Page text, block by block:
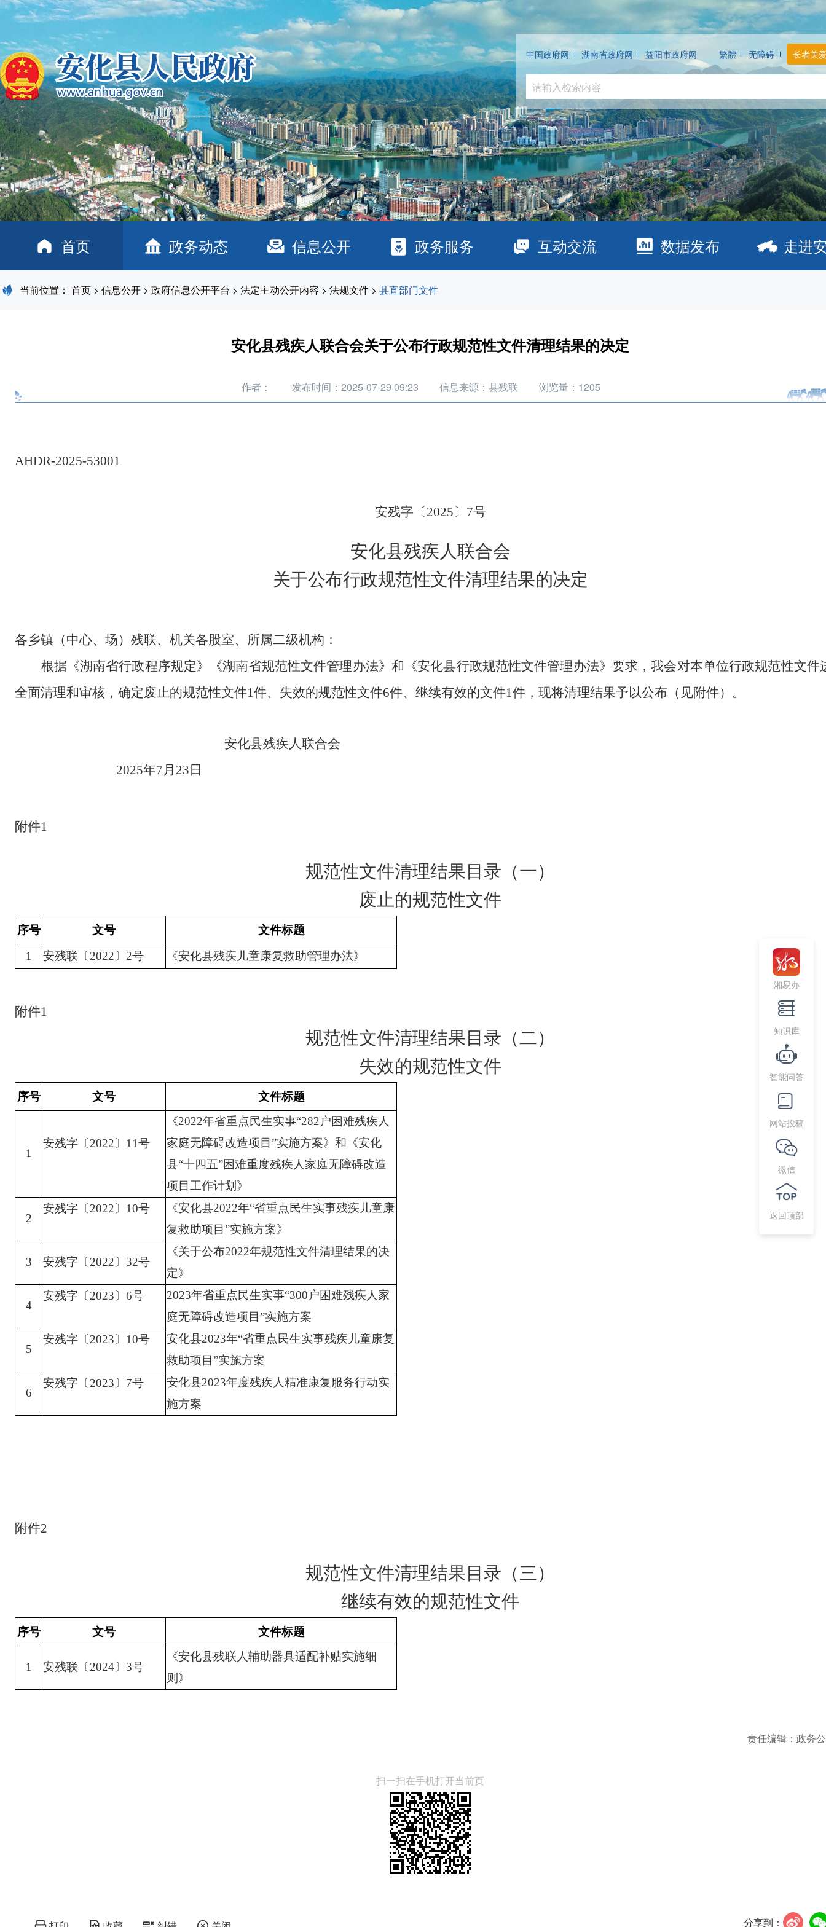
中国政府网 湖南省政府网 益阳市政府网 繁體 无障碍 长者关
首页 政务动态 信息公开 政务服务 互动交流 数据发布 走进
当前位置： 首页 > 信息公开 > 政府信息公开平台 > 法定主动公开内容 > 法规文件 > 县直部门文件
安化县残疾人联合会关于公布行政规范性文件清理结果的决定
作者： 发布时间：2025-07-29 09:23 信息来源：县残联 浏览量： 1205
AHDR-2025-53001
安残字〔2025〕 7号
安化县残疾人联合会
关于公布行政规范性文件清理结果的决定
各乡镇（中心、场）残联、机关各股室、所属二级机构：
根据《湖南省行政程序规定》《湖南省规范性文件管理办法》和《安化县行政规范性文件管理办法》要求 ，我会对本单位行政规范性文件
全面清理和审核，确定废止的规范性文件1件、 失效的规范性文件6件、继续有效的文件1件，现将清理结果予以公布（见附件）。
安化县残疾人联合会
2025年7月 23 日
附件1
规范性文件清理结果目录（一）
废止的规范性文件
序号 文号
文件标题
1
安残联〔 2022〕2号 《安化县残疾儿童康复救助管理办法》
附件1
规范性文件清理结果目录（二）
失效的规范性文件
序号 文号 文件标题
1
安残字〔 2022〕 11号
《2022年省重点民生实事“282户困难残疾人
家庭无障碍改造项目”实施方案》和《安化
县“十四五”困难重度残疾人家庭无障碍改造
项目工作计划》
2
安残字〔 2022〕 10号 《安化县2022年“省重点民生实事残疾儿童康
复救助项目”实施方案》
3 安残字〔 2022〕32号
《关于公布2022年规范性文件清理结果的决
定》
4
安残字〔 2023〕6号
2023年省重点民生实事“300户困难残疾人家
庭无障碍改造项目”实施方案
5
安残字〔 2023〕10号 安化县2023年“省重点民生实事残疾儿童康复
救助项目”实施方案
6
安残字〔 2023〕7号 安化县2023年度残疾人精准康复服务行动实
施方案
附件2
规范性文件清理结果目录（三 ）
继续有效的规范性文件
序号 文号 文件标题
1 安残联〔 2024〕3号
《安化县残联人辅助器具适配补贴实施细
则》
责任编辑：政务
扫一扫在手机打开当前页
分享到：
湘易办
知识库
智能问答
网站投稿
微信
返回顶部